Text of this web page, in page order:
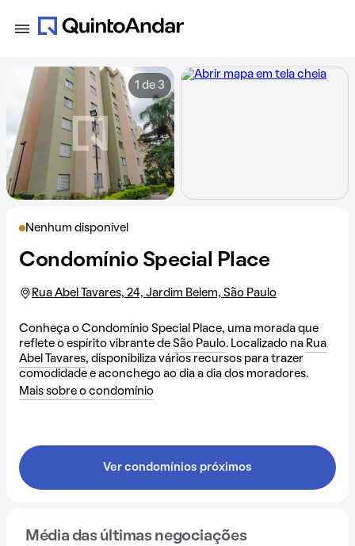
Nenhum disponível
Condomínio Special Place
Rua Abel Tavares, 24, Jardim Belem, São Paulo
Conheça o Condomínio Special Place, uma morada que
reflete o espírito vibrante de São Paulo. Localizado na Rua
Abel Tavares, disponibiliza vários recursos para trazer
comodidade e aconchego ao dia a dia dos moradores.
Mais sobre o condomínio
Ver condomínios próximos
Média das últimas negociações
1 de 3